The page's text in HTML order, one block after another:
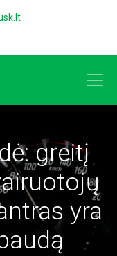
greitį
yra